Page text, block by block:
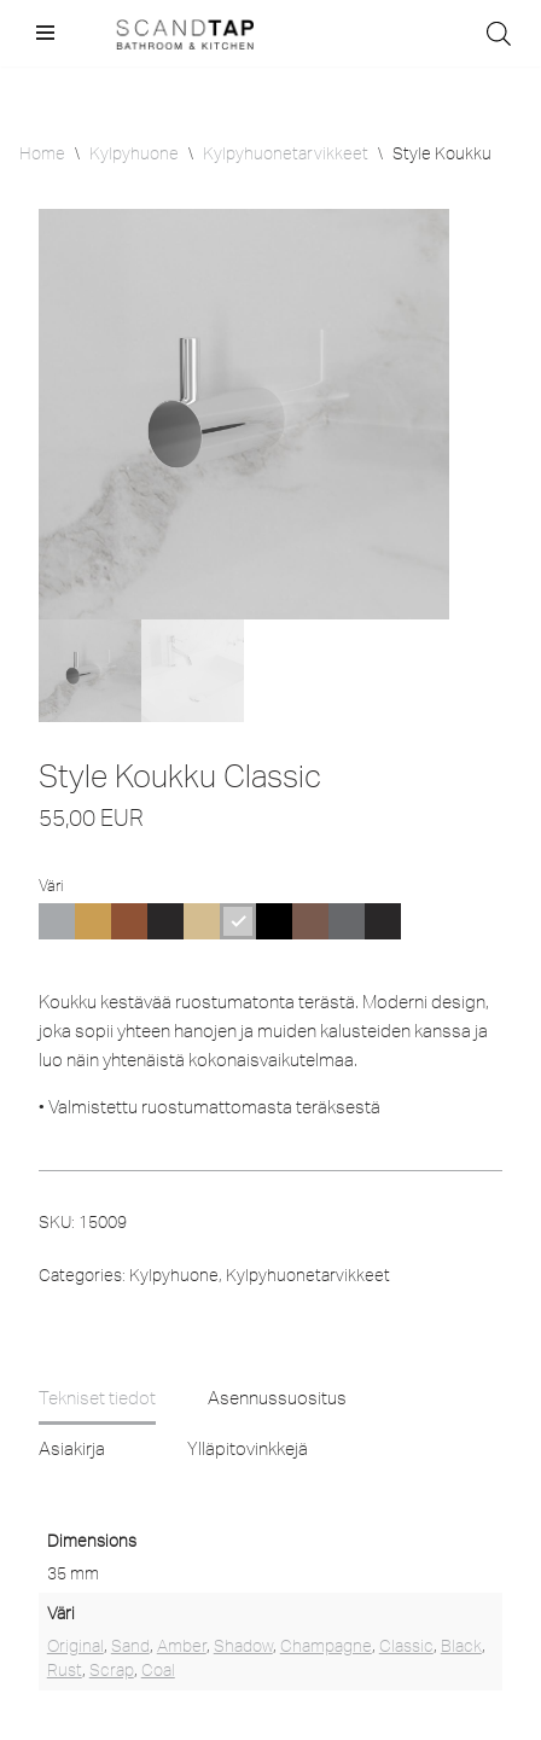
Home \ Kylpyhuone \ Kylpyhuonetarvikkeet \ Style Koukku
Style Koukku Classic
55,00 EUR
Väri
Koukku kestävää ruostumatonta terästä. Moderni design,
joka sopii yhteen hanojen ja muiden kalusteiden kanssa ja
luo näin yhtenäistä kokonaisvaikutelmaa.
• Valmistettu ruostumattomasta teräksestä
SKU: 15009
Categories: Kylpyhuone, Kylpyhuonetarvikkeet
Tekniset tiedot Asennussuositus
Asiakirja Ylläpitovinkkejä
Dimensions
35 mm
Väri
Original, Sand, Amber, Shadow, Champagne, Classic, Black,
Rust, Scrap, Coal